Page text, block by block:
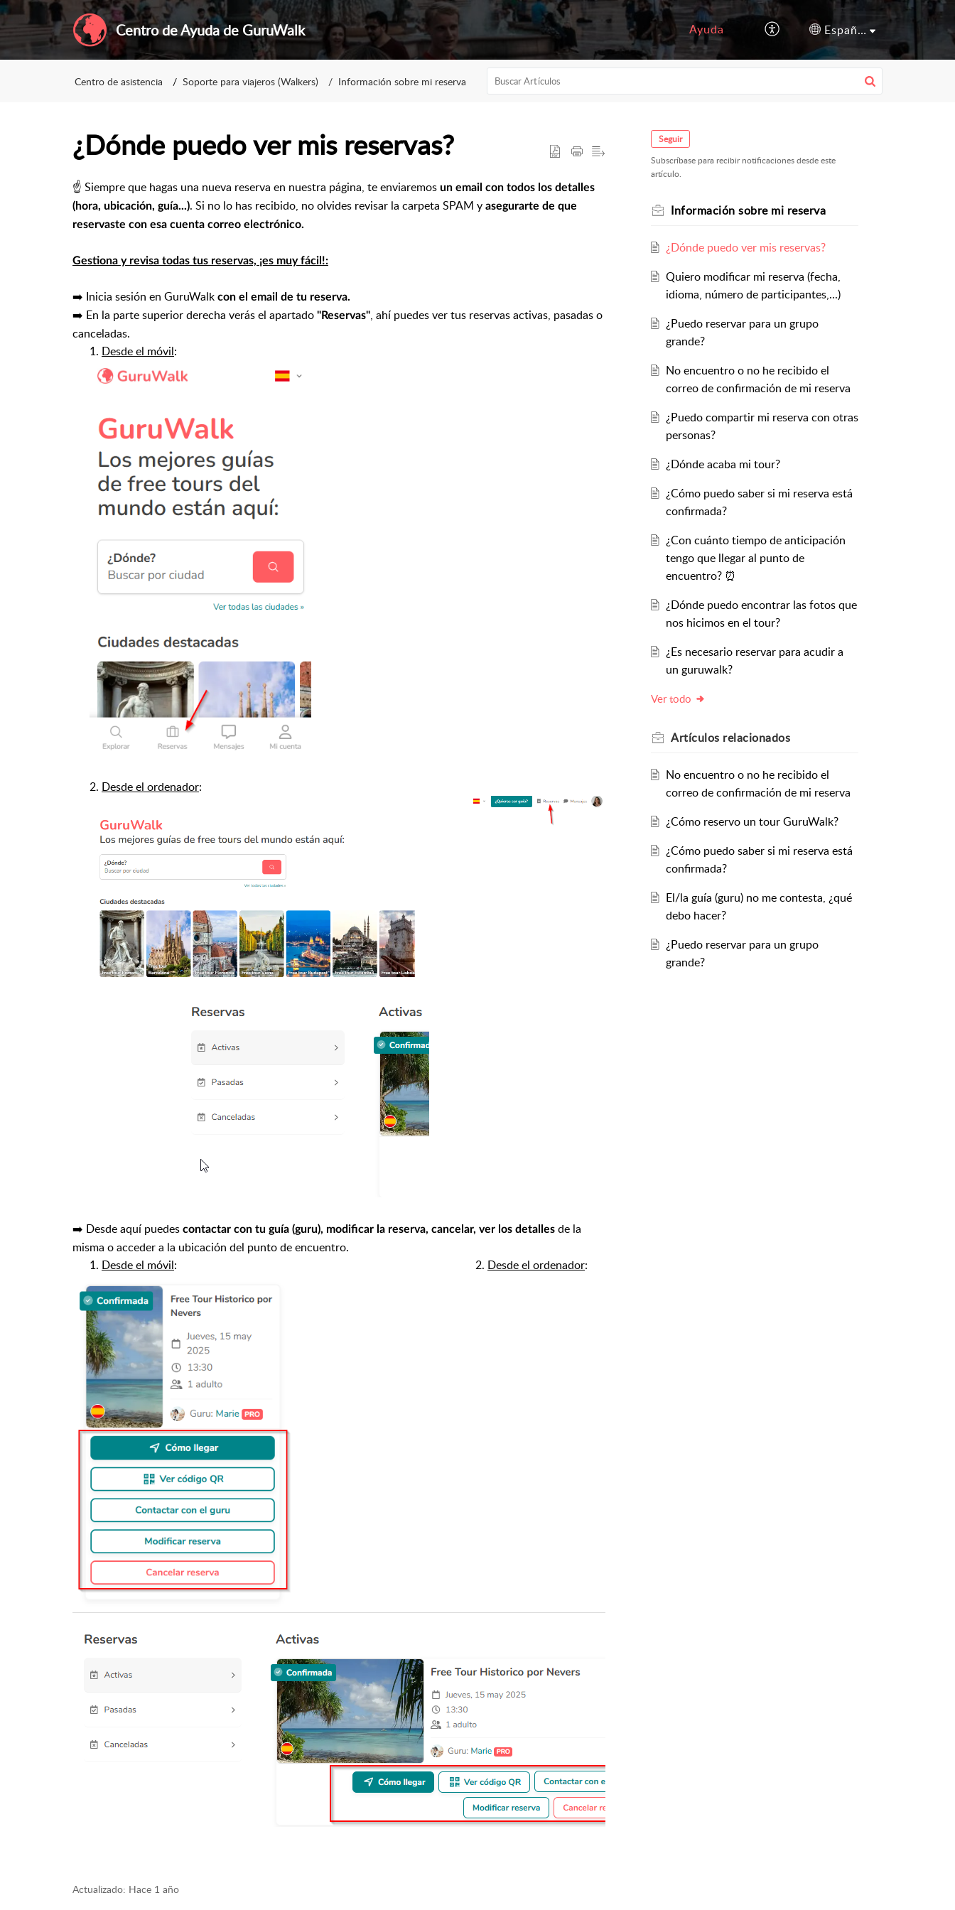
Centro de Ayuda de GuruWalk Ayuda Español (España)
Centro de asistencia Soporte para viajeros (Walkers) Información sobre mi reserva
¿Dónde puedo ver mis reservas?
☝️ Siempre que hagas una nueva reserva en nuestra página, te enviaremos un email con todos los detalles
(hora, ubicación, guía...). Si no lo has recibido, no olvides revisar la carpeta SPAM y asegurarte de que
reservaste con esa cuenta correo electrónico.
Gestiona y revisa todas tus reservas, ¡es muy fácil!:
➡️ Inicia sesión en GuruWalk con el email de tu reserva.
➡️ En la parte superior derecha verás el apartado "Reservas", ahí puedes ver tus reservas activas, pasadas o
canceladas.
1. Desde el móvil:
2. Desde el ordenador:
➡️ Desde aquí puedes contactar con tu guía (guru), modificar la reserva, cancelar, ver los detalles de la
misma o acceder a la ubicación del punto de encuentro.
1. Desde el móvil: 2. Desde el ordenador:
Actualizado: Hace 1 año
Seguir
Subscríbase para recibir notificaciones desde este
artículo.
Información sobre mi reserva
¿Dónde puedo ver mis reservas?
Quiero modificar mi reserva (fecha,
idioma, número de participantes,...)
¿Puedo reservar para un grupo
grande?
No encuentro o no he recibido el
correo de confirmación de mi reserva
¿Puedo compartir mi reserva con otras
personas?
¿Dónde acaba mi tour?
¿Cómo puedo saber si mi reserva está
confirmada?
¿Con cuánto tiempo de anticipación
tengo que llegar al punto de
encuentro? ⏰
¿Dónde puedo encontrar las fotos que
nos hicimos en el tour?
¿Es necesario reservar para acudir a
un guruwalk?
Ver todo
Artículos relacionados
No encuentro o no he recibido el
correo de confirmación de mi reserva
¿Cómo reservo un tour GuruWalk?
¿Cómo puedo saber si mi reserva está
confirmada?
El/la guía (guru) no me contesta, ¿qué
debo hacer?
¿Puedo reservar para un grupo
grande?